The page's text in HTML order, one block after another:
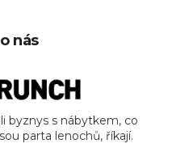
nás
byznys s nábytkem, co
parta lenochů, říkají.